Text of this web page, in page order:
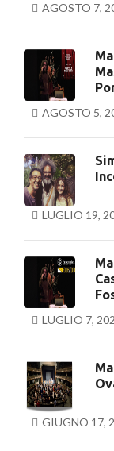
AGOSTO 7,
AGOSTO 5,
LUGLIO 19,
LUGLIO 7,
GIUGNO 17,